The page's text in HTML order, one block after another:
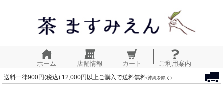
ホーム 店舗情報 カート ご利用案内
送料一律900円(税込) 12,000円以上ご購入で送料無料(沖縄を除く)